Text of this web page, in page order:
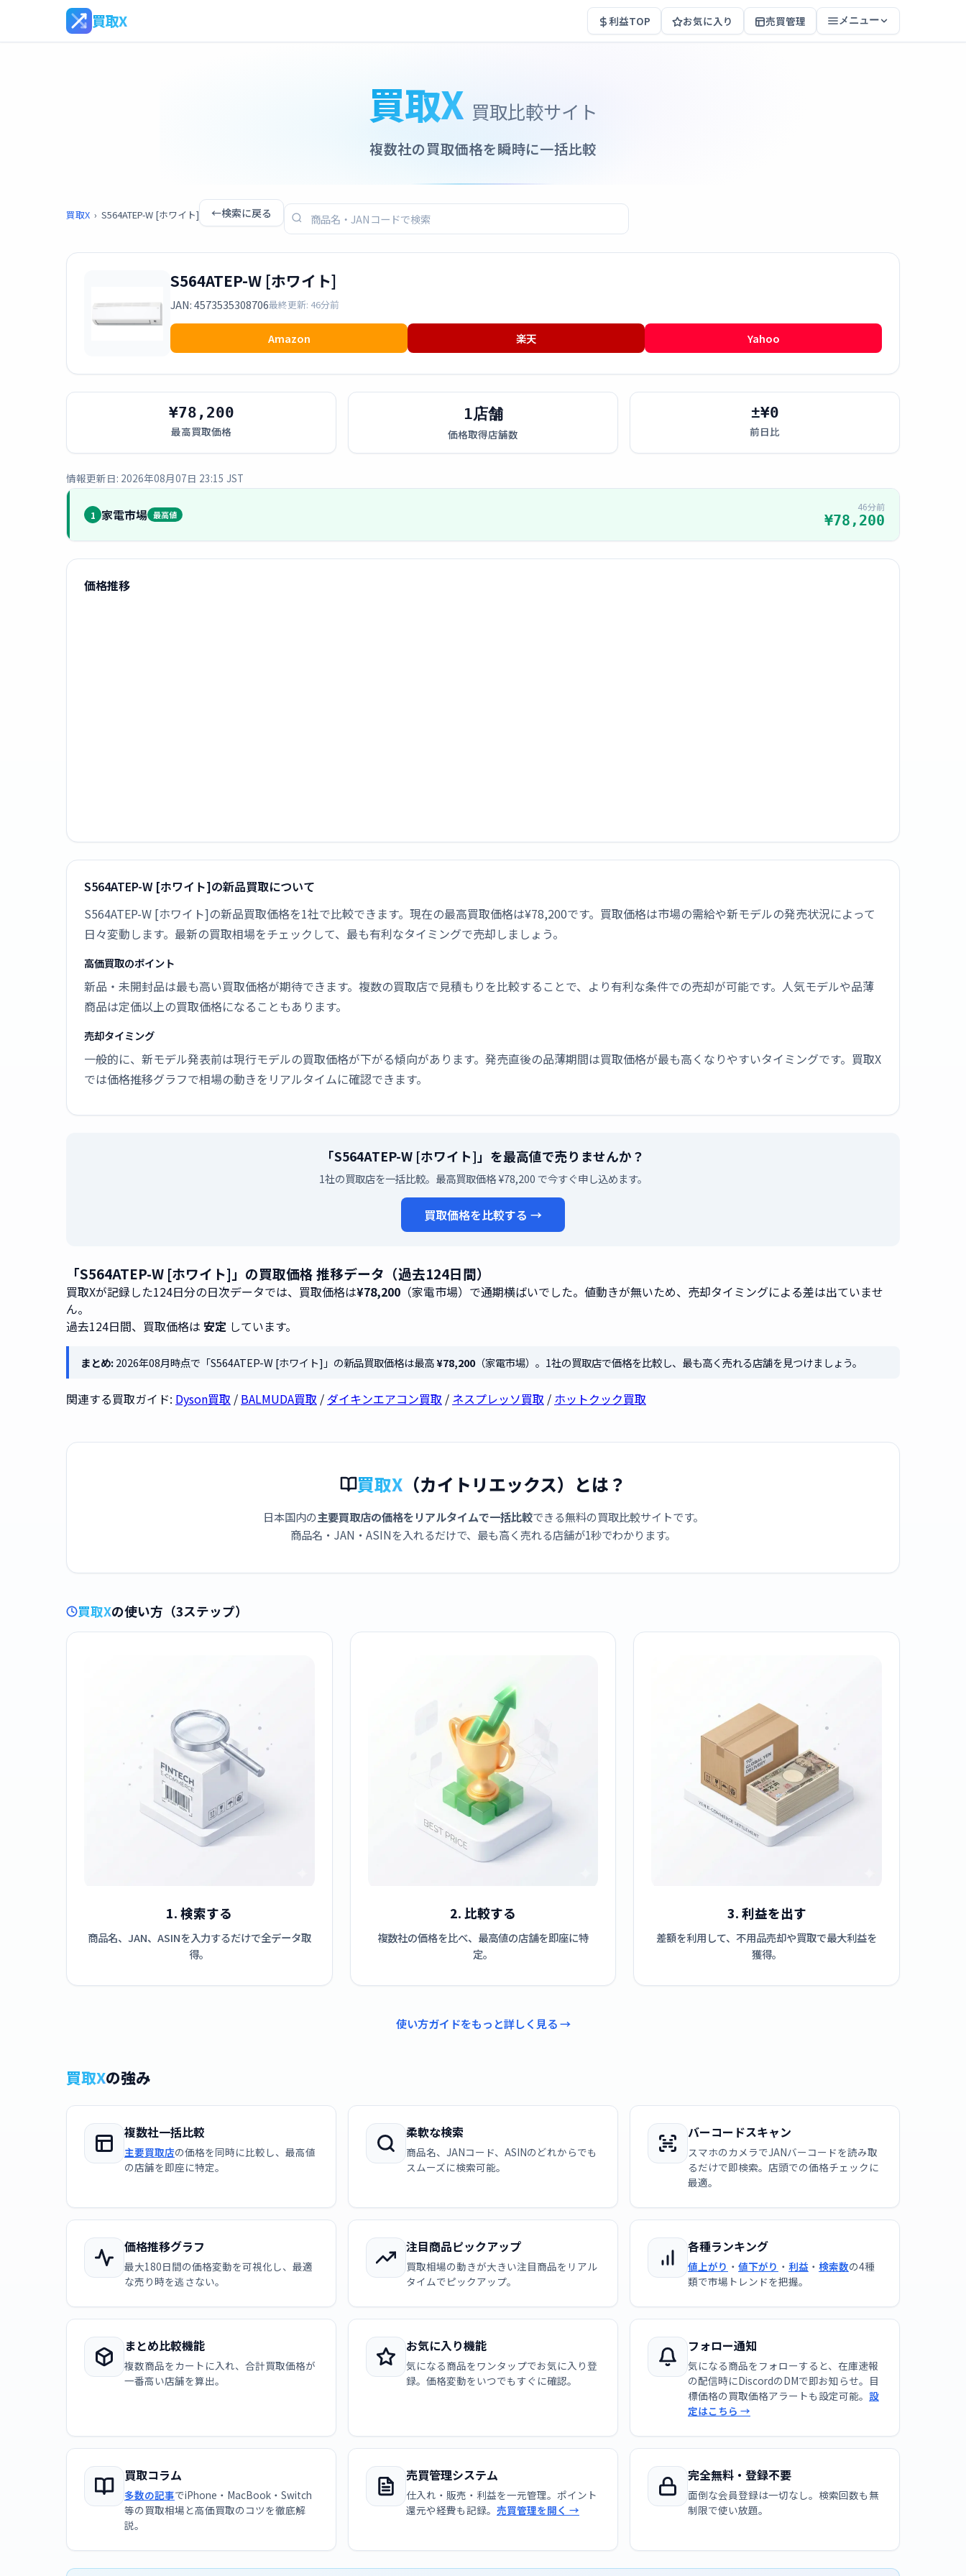
買取X 利益TOP お気に入り 売買管理 メニュー
買取X 買取比較サイト
複数社の買取価格を瞬時に一括比較
買取X › S564ATEP-W [ホワイト] ←検索に戻る
S564ATEP-W [ホワイト]
JAN: 4573535308706最終更新: 46分前
Amazon 楽天 Yahoo
¥78,200
最高買取価格
1店舗
価格取得店舗数
±¥0
前日比
情報更新日: 2026年08月07日 23:15 JST
1 家電市場 最高値
46分前
¥78,200
価格推移
S564ATEP-W [ホワイト]の新品買取について
S564ATEP-W [ホワイト]の新品買取価格を1社で比較できます。現在の最高買取価格は¥78,200です。買取価格は市場の需給や新モデルの発売状況によって
日々変動します。最新の買取相場をチェックして、最も有利なタイミングで売却しましょう。
高価買取のポイント
新品・未開封品は最も高い買取価格が期待できます。複数の買取店で見積もりを比較することで、より有利な条件での売却が可能です。人気モデルや品薄
商品は定価以上の買取価格になることもあります。
売却タイミング
一般的に、新モデル発表前は現行モデルの買取価格が下がる傾向があります。発売直後の品薄期間は買取価格が最も高くなりやすいタイミングです。買取X
では価格推移グラフで相場の動きをリアルタイムに確認できます。
「S564ATEP-W [ホワイト]」を最高値で売りませんか？
1社の買取店を一括比較。最高買取価格 ¥78,200 で今すぐ申し込めます。
買取価格を比較する →
「S564ATEP-W [ホワイト]」の買取価格 推移データ（過去124日間）
買取Xが記録した124日分の日次データでは、買取価格は¥78,200 （家電市場）で通期横ばいでした。値動きが無いため、売却タイミングによる差は出ていませ
ん。
過去124日間、買取価格は 安定 しています。
まとめ:2026年08月時点で「S564ATEP-W [ホワイト]」の新品買取価格は最高¥78,200（家電市場）。1社の買取店で価格を比較し、最も高く売れる店舗を見つけましょう。
関連する買取ガイド: Dyson買取 / BALMUDA買取 / ダイキンエアコン買取 / ネスプレッソ買取 / ホットクック買取
買取X （カイトリエックス）とは？
日本国内の主要買取店の価格をリアルタイムで一括比較できる無料の買取比較サイトです。
商品名・JAN・ASINを入れるだけで、最も高く売れる店舗が1秒でわかります。
買取Xの使い方（3ステップ）
1. 検索する
商品名、JAN、ASINを入力するだけで全データ取
得。
2. 比較する
複数社の価格を比べ、最高値の店舗を即座に特
定。
3. 利益を出す
差額を利用して、不用品売却や買取で最大利益を
獲得。
使い方ガイドをもっと詳しく見る →
買取Xの強み
複数社一括比較
主要買取店の価格を同時に比較し、最高値
の店舗を即座に特定。
柔軟な検索
商品名、JANコード、ASINのどれからでも
スムーズに検索可能。
バーコードスキャン
スマホのカメラでJANバーコードを読み取
るだけで即検索。店頭での価格チェックに
最適。
価格推移グラフ
最大180日間の価格変動を可視化し、最適
な売り時を逃さない。
注目商品ピックアップ
買取相場の動きが大きい注目商品をリアル
タイムでピックアップ。
各種ランキング
値上がり ・ 値下がり ・ 利益 ・ 検索数の4種
類で市場トレンドを把握。
まとめ比較機能
複数商品をカートに入れ、合計買取価格が
一番高い店舗を算出。
お気に入り機能
気になる商品をワンタップでお気に入り登
録。価格変動をいつでもすぐに確認。
フォロー通知
気になる商品をフォローすると、在庫速報
の配信時にDiscordのDMで即お知らせ。目
標価格の買取価格アラートも設定可能。 設
定はこちら →
買取コラム
多数の記事でiPhone・MacBook・Switch
等の買取相場と高価買取のコツを徹底解
説。
売買管理システム
仕入れ・販売・利益を一元管理。ポイント
還元や経費も記録。 売買管理を開く →
完全無料・登録不要
面倒な会員登録は一切なし。検索回数も無
制限で使い放題。